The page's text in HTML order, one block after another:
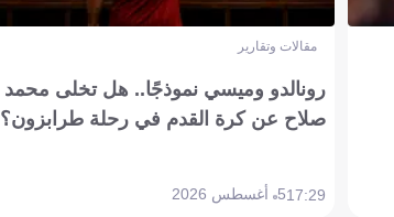
مقالات وتقارير
رونالدو وميسي نموذجًا.. هل تخلى محمد
صلاح عن كرة القدم في رحلة طرابزون؟
17:295 أغسطس 2026